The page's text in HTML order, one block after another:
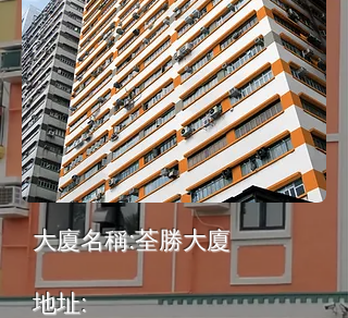
大廈名稱:荃勝大廈
地址: